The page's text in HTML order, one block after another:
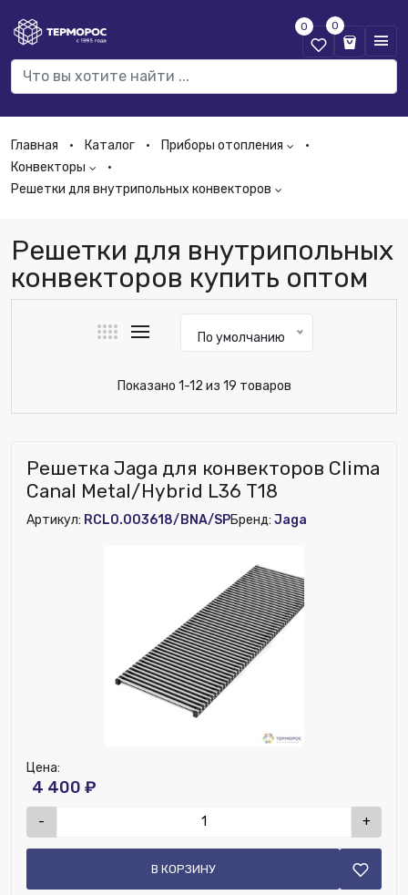
0 0
Главная Каталог
Приборы отопления
Конвекторы
Решетки для внутрипольных конвекторов
Решетки для внутрипольных
конвекторов купить оптом
По умолчанию
Показано 1-12 из 19 товаров
Решетка Jaga для конвекторов Clima
Canal Metal/Hybrid L36 T18
Артикул: RCL0.003618/BNA/SPБренд: Jaga
Цена:
4 400 ₽
- +
В КОРЗИНУ